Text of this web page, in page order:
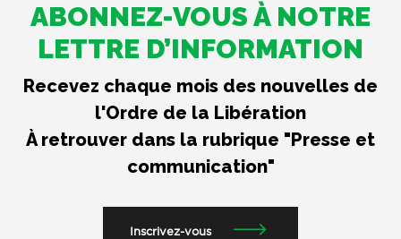
ABONNEZ-VOUS À NOTRE
LETTRE D’INFORMATION
Recevez chaque mois des nouvelles de
l'Ordre de la Libération
À retrouver dans la rubrique "Presse et
communication"
Inscrivez-vous